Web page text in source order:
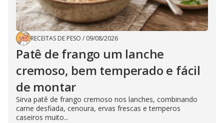
RECEITAS DE PESO / 09/08/2026
Patê de frango um lanche
cremoso, bem temperado e fácil
de montar
Sirva patê de frango cremoso nos lanches, combinando
carne desfiada, cenoura, ervas frescas e temperos
caseiros muito...